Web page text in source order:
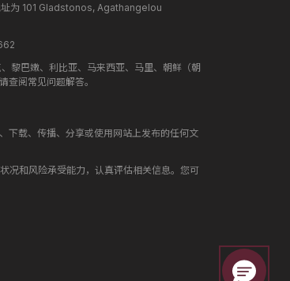
址为 101 Gladstonos, Agathangelou
黎巴嫩、利比亚、马来西亚、马里、朝鲜（朝
阅常见问题解答。
下载、传播、分享或使用网站上发布的任何文
况和风险承受能力，认真评估相关信息。您可